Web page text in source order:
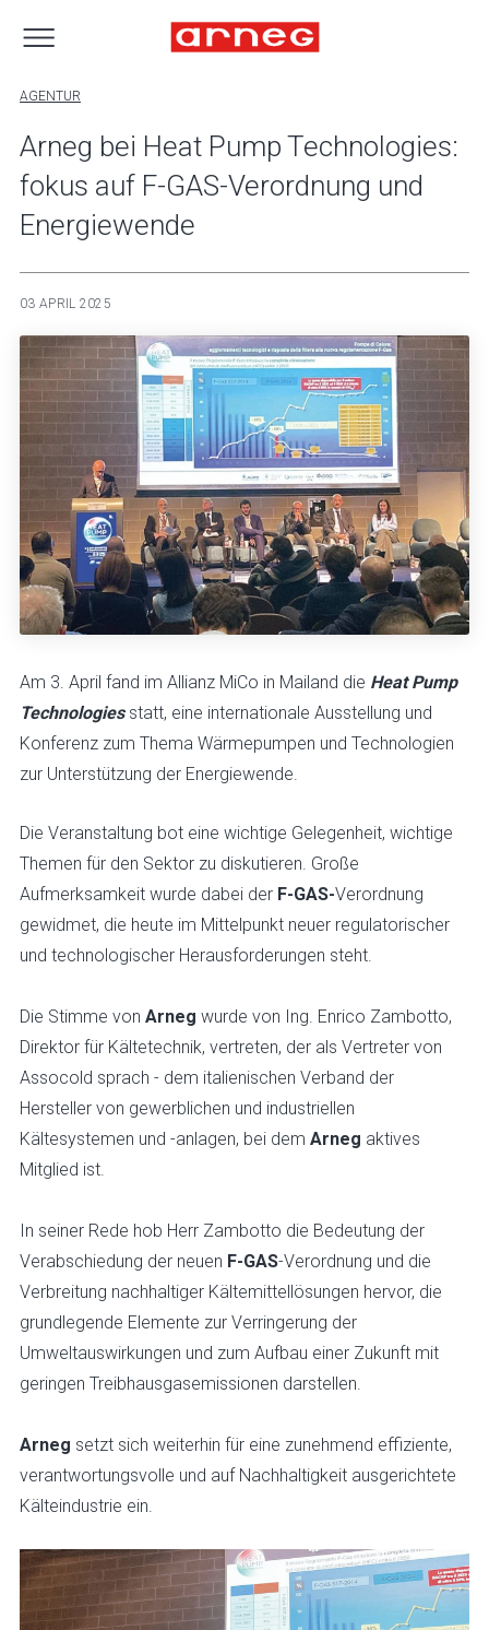
AGENTUR
Arneg bei Heat Pump Technologies:
fokus auf F-GAS-Verordnung und
Energiewende
03 APRIL 2025
Am 3. April fand im Allianz MiCo in Mailand die Heat Pump
Technologiesstatt, eine internationale Ausstellung und
Konferenz zum Thema Wärmepumpen und Technologien
zur Unterstützung der Energiewende.
Die Veranstaltung bot eine wichtige Gelegenheit, wichtige
Themen für den Sektor zu diskutieren. Große
Aufmerksamkeit wurde dabei der F-GAS-Verordnung
gewidmet, die heute im Mittelpunkt neuer regulatorischer
und technologischer Herausforderungen steht.
Die Stimme von Arneg wurde von Ing. Enrico Zambotto,
Direktor für Kältetechnik, vertreten, der als Vertreter von
Assocold sprach - dem italienischen Verband der
Hersteller von gewerblichen und industriellen
Kältesystemen und -anlagen, bei dem Arneg aktives
Mitglied ist.
In seiner Rede hob Herr Zambotto die Bedeutung der
Verabschiedung der neuen F-GAS-Verordnung und die
Verbreitung nachhaltiger Kältemittellösungen hervor, die
grundlegende Elemente zur Verringerung der
Umweltauswirkungen und zum Aufbau einer Zukunft mit
geringen Treibhausgasemissionen darstellen.
Arneg setzt sich weiterhin für eine zunehmend effiziente,
verantwortungsvolle und auf Nachhaltigkeit ausgerichtete
Kälteindustrie ein.